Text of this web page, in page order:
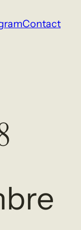
Contact